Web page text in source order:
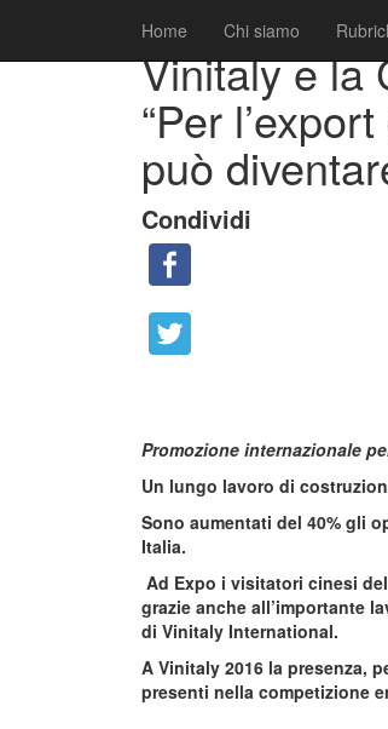
Home Chi siamo
Vinitaly e la
“Per
può
Condividi
Promozione internazionale
Un lungo lavoro di
Sono aumentati del 40% gli
Italia.
Ad Expo i visitatori cinesi
grazie anche all’importante
di Vinitaly International.
A Vinitaly 2016 la presenza,
presenti nella competizione